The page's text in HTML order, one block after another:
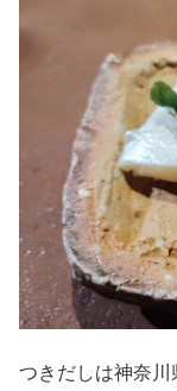
つきだしは神奈川